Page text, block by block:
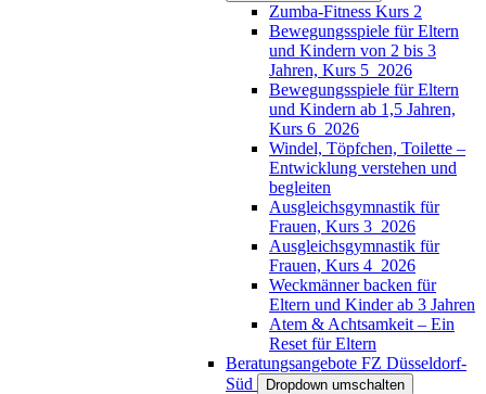
Zumba-Fitness Kurs 2
Bewegungsspiele für Eltern
und Kindern von 2 bis 3
Jahren, Kurs 5_2026
Bewegungsspiele für Eltern
und Kindern ab 1,5 Jahren,
Kurs 6_2026
Windel, Töpfchen, Toilette –
Entwicklung verstehen und
begleiten
Ausgleichsgymnastik für
Frauen, Kurs 3_2026
Ausgleichsgymnastik für
Frauen, Kurs 4_2026
Weckmänner backen für
Eltern und Kinder ab 3 Jahren
Atem & Achtsamkeit – Ein
Reset für Eltern
Beratungsangebote FZ Düsseldorf-
Süd
Dropdown umschalten